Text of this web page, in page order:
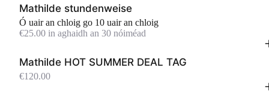
Mathilde stundenweise
Ó uair an chloig go 10 uair an chloig
€25.00 in aghaidh an 30 nóiméad
Mathilde HOT SUMMER DEAL TAG
€120.00